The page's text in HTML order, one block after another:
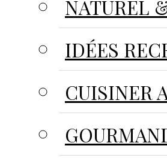
NATUREL
IDÉES
CUISINER